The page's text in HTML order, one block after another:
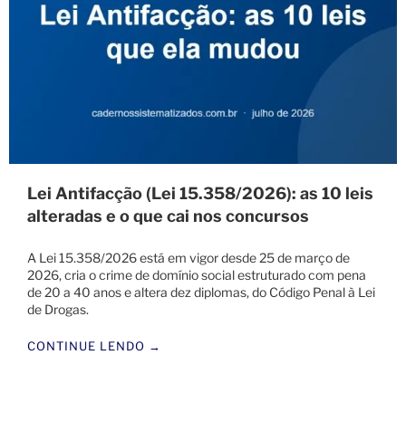
Lei Antifacção (Lei 15.358/2026): as 10 leis
alteradas e o que cai nos concursos
A Lei 15.358/2026 está em vigor desde 25 de março de
2026, cria o crime de domínio social estruturado com pena
de 20 a 40 anos e altera dez diplomas, do Código Penal à Lei
de Drogas.
CONTINUE LENDO →